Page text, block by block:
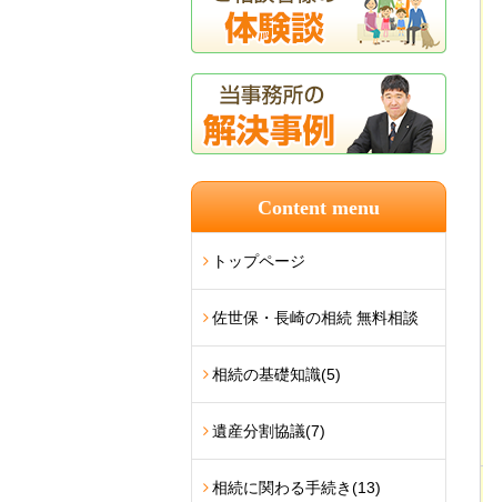
Content menu
トップページ
佐世保・長崎の相続 無料相談
相続の基礎知識(5)
遺産分割協議(7)
相続に関わる手続き(13)